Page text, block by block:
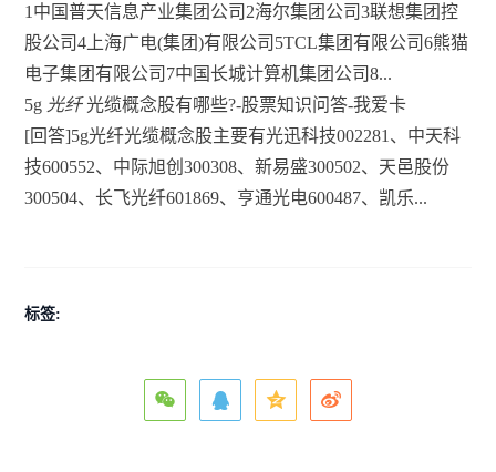
1中国普天信息产业集团公司2海尔集团公司3联想集团控
股公司4上海广电(集团)有限公司5TCL集团有限公司6熊猫
电子集团有限公司7中国长城计算机集团公司8...
5g 光纤 光缆概念股有哪些?-股票知识问答-我爱卡
[回答]5g光纤光缆概念股主要有光迅科技002281、中天科
技600552、中际旭创300308、新易盛300502、天邑股份
300504、长飞光纤601869、亨通光电600487、凯乐...
标签: